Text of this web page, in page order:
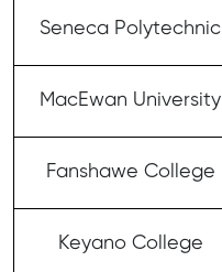
Seneca Polytechnic
MacEwan University
Fanshawe College
Keyano College